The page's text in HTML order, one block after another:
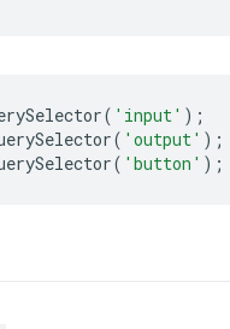
( 'input' );
( 'output' );
( 'button' );